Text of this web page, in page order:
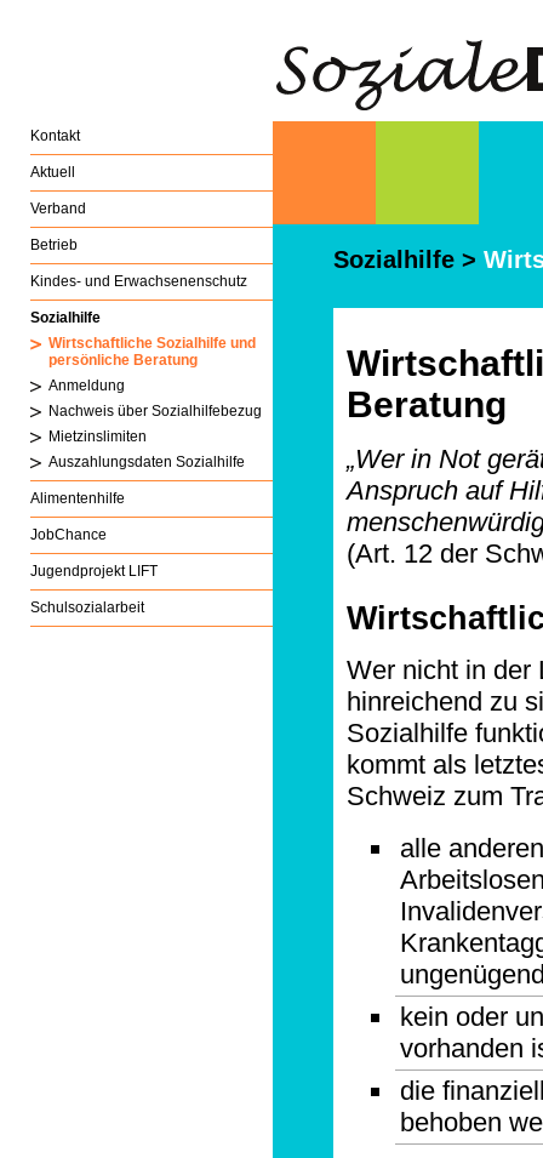
Kontakt
Aktuell
Verband
Betrieb
Kindes- und Erwachsenenschutz
Sozialhilfe
Wirtschaftliche Sozialhilfe und
persönliche Beratung
Anmeldung
Nachweis über Sozialhilfebezug
Mietzinslimiten
Auszahlungsdaten Sozialhilfe
Alimentenhilfe
JobChance
Jugendprojekt LIFT
Schulsozialarbeit
Sozialhilfe >
Beratung
„Wer in Not
Anspruch auf
(Art. 12 der
Wer nicht in der
hinreichend zu
Sozialhilfe
kommt als
Schweiz zum
alle
kein oder
vorhanden
die
behoben